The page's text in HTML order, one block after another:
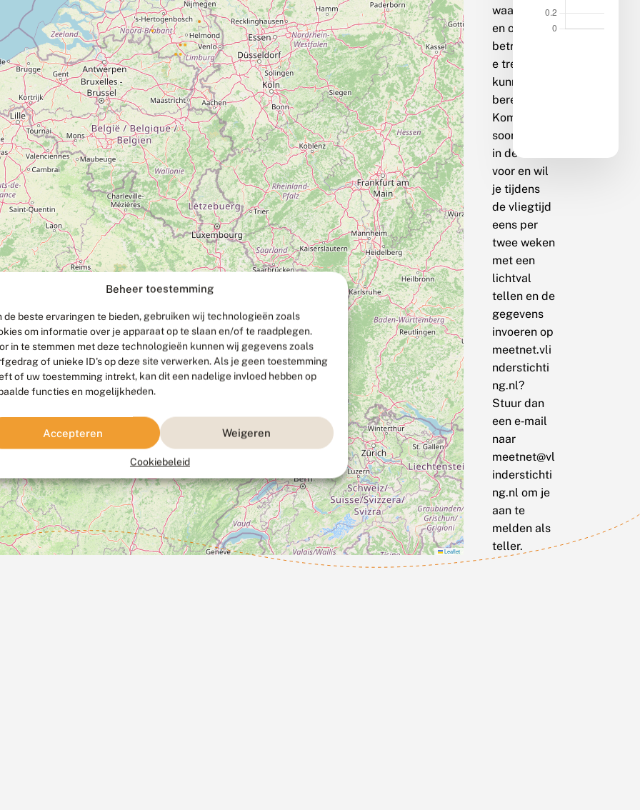
Beheer toestemming
de beste ervaringen te bieden, gebruiken wij technologieën zoals
om informatie over je apparaat op te slaan en/of te raadplegen.
in te stemmen met deze technologieën kunnen wij gegevens zoals
of unieke ID's op deze site verwerken. Als je geen toestemming
of uw toestemming intrekt, kan dit een nadelige invloed hebben op
functies en mogelijkheden.
Accepteren Weigeren
Cookiebeleid
Leaflet
waargenom
en om een
betrouwbar
e trend te
kunnen
berekenen.
Komt de
soort bij jou
in de buurt
voor en wil
je tijdens
de vliegtijd
eens per
twee weken
met een
lichtval
tellen en de
gegevens
invoeren op
meetnet.vli
nderstichti
ng.nl?
Stuur dan
een e‑mail
naar
meetnet@vl
inderstichti
ng.nl om je
aan te
melden als
teller.